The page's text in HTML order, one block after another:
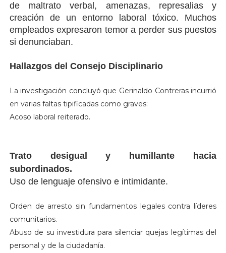
de maltrato verbal, amenazas, represalias y
creación de un entorno laboral tóxico. Muchos
empleados expresaron temor a perder sus puestos
si denunciaban.
Hallazgos del Consejo Disciplinario
La investigación concluyó que Gerinaldo Contreras incurrió
en varias faltas tipificadas como graves:
Acoso laboral reiterado.
Trato desigual y humillante hacia
subordinados.
Uso de lenguaje ofensivo e intimidante.
Orden de arresto sin fundamentos legales contra líderes
comunitarios.
Abuso de su investidura para silenciar quejas legítimas del
personal y de la ciudadanía.